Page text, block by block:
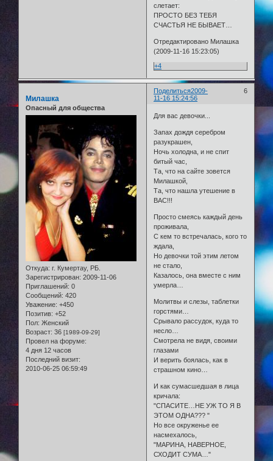
слетает:
ПРОСТО БЕЗ ТЕБЯ
СЧАСТЬЯ НЕ БЫВАЕТ…
Отредактировано Милашка
(2009-11-16 15:23:05)
+4
Поделиться 6
2009-
11-16 15:24:56
Милашка
Опасный для общества
Откуда: г. Кумертау, РБ.
Зарегистрирован: 2009-11-06
Приглашений: 0
Сообщений: 420
Уважение: +450
Позитив: +52
Пол: Женский
Возраст: 36 [1989-09-29]
Провел на форуме:
4 дня 12 часов
Последний визит:
2010-06-25 06:59:49
Для вас девочки...
Запах дождя серебром
разукрашен,
Ночь холодна, и не спит
битый час,
Та, что на сайте зовется
Милашкой,
Та, что нашла утешение в
ВАС!!!
Просто смеясь каждый день
проживала,
С кем то встречалась, кого то
ждала,
Но девочки той этим летом
не стало,
Казалось, она вместе с ним
умерла…
Молитвы и слезы, таблетки
горстями…
Срывало рассудок, куда то
несло…
Смотрела не видя, своими
глазами
И верить боялась, как в
страшном кино…
И как сумасшедшая в лица
кричала:
"СПАСИТЕ…НЕ УЖ ТО Я В
ЭТОМ ОДНА??? "
Но все окруженье ее
насмехалось,
"МАРИНА, НАВЕРНОЕ,
СХОДИТ СУМА…"